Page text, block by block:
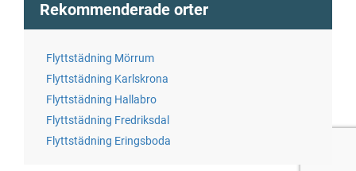
Rekommenderade orter
Flyttstädning Mörrum
Flyttstädning Karlskrona
Flyttstädning Hallabro
Flyttstädning Fredriksdal
Flyttstädning Eringsboda